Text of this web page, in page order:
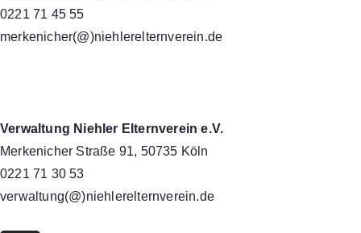
0221 71 45 55
merkenicher(@)niehlerelternverein.de
Verwaltung Niehler Elternverein e.V.
Merkenicher Straße 91, 50735 Köln
0221 71 30 53
verwaltung(@)niehlerelternverein.de